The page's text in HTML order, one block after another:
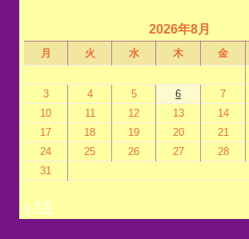
2026年8月
月 火 水 木 金
3
4 5 6 7
10
11 12 13 14
17
18 19 20 21
24
25 26 27 28
31
« 7月